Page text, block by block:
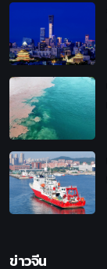
ข่าวจีน